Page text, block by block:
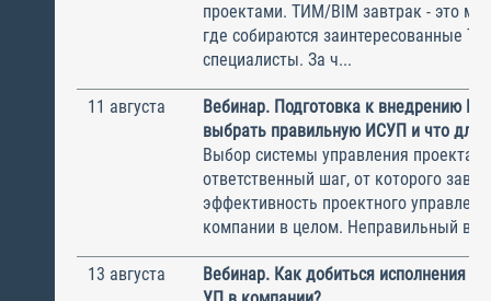
проектами. ТИМ/BIM завтрак - это
где собираются заинтересованные
специалисты. За ч...
11 августа
Вебинар. Подготовка к внедрению
выбрать правильную ИСУП и что для
Выбор системы управления
ответственный шаг, от которого
эффективность проектного
компании в целом. Неправильный
13 августа
Вебинар. Как добиться исполнения